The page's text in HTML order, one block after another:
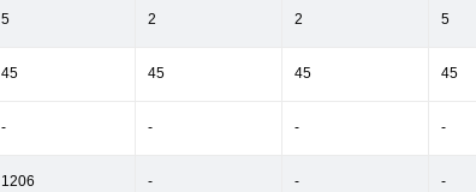
5 2 2 5
45 45 45 45
- - - -
1206 - - -